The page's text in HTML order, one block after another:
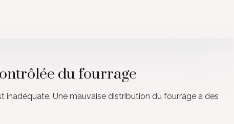
du fourrage
Une mauvaise distribution du fourrage a des